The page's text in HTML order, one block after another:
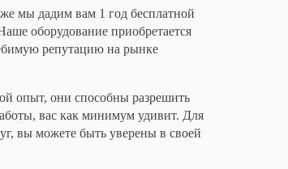
мы дадим вам 1 год бесплатной
оборудование приобретается
репутацию на рынке
опыт, они способны разрешить
вас как минимум удивит. Для
вы можете быть уверены в своей